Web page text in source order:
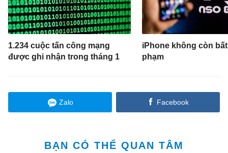
1.234 cuộc tấn công mạng
được ghi nhận trong tháng 1
iPhone không còn
phạm
Zalo Facebook
BẠN CÓ THỂ QUAN TÂM